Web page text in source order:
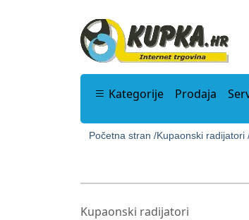
Kategorije Prodaja
Početna stran /Kupaonski radijatori
Kupaonski radijatori